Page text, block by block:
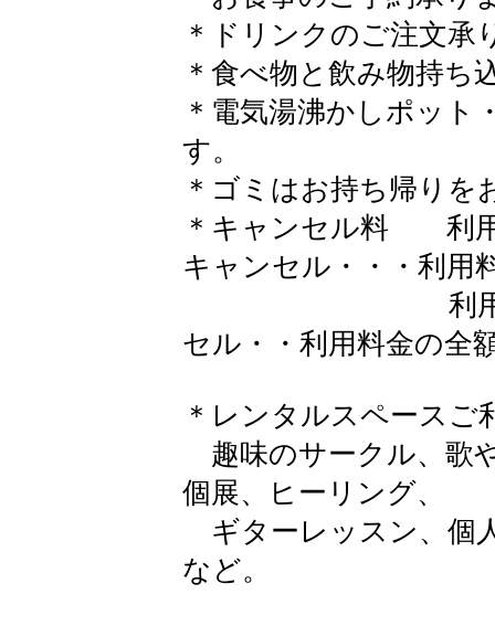
＊ドリンクのご注文承
＊食べ物と飲み物持ち
＊電気湯沸かしポット
す。
＊ゴミはお持ち帰りを
＊キャンセル料 利用
キャンセル・・・利用
利用日の１日
セル・・利用料金の全
＊レンタルスペースご
趣味のサークル、歌
個展、ヒーリング、
ギターレッスン、個
など。